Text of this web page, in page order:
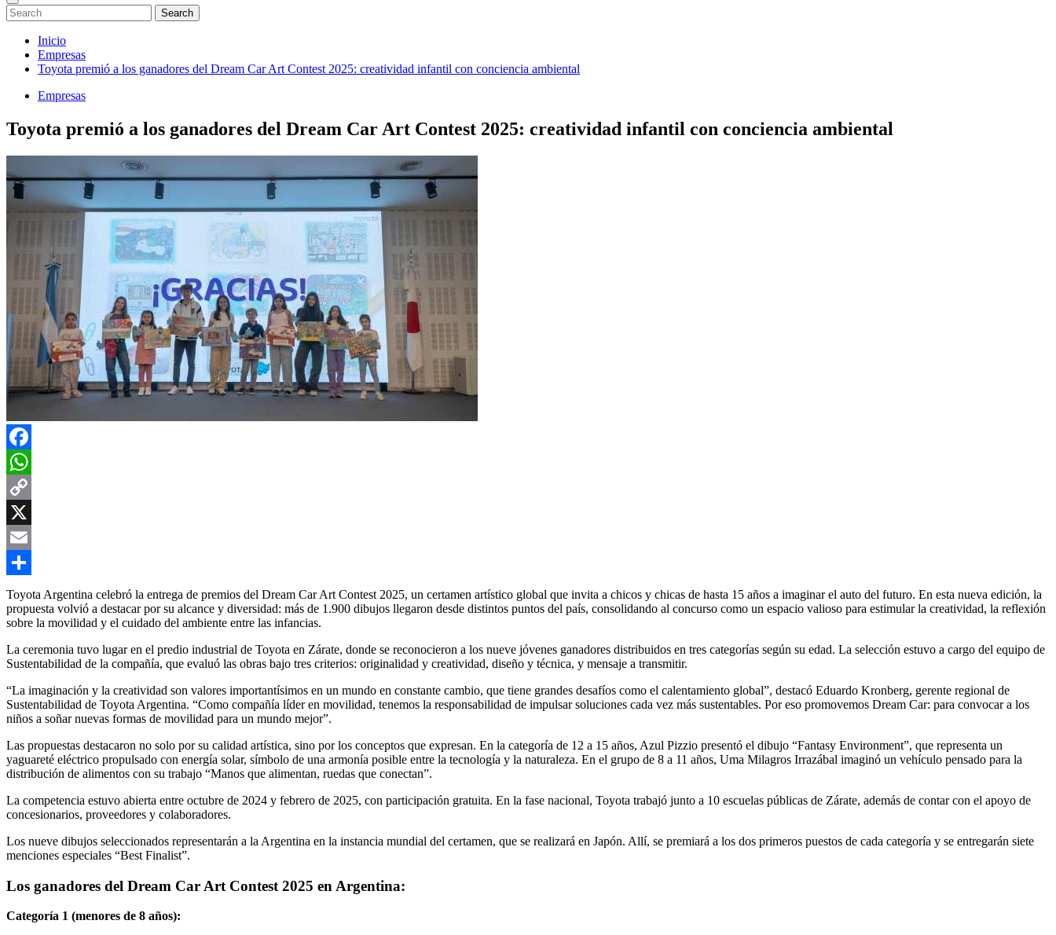
Enter
Keyword
Search
for:
Search
Search
Saltar
contenido
Inicio
Empresas
Toyota premió a los ganadores del Dream Car Art Contest 2025: creatividad infantil con conciencia ambiental
Empresas
Toyota premió a los ganadores del Dream Car Art Contest 2025: creatividad infantil con conciencia ambiental
Facebook
WhatsApp
Copy
Link
X
Email
Compartir
Toyota Argentina celebró la entrega de premios del Dream Car Art Contest 2025, un certamen artístico global que invita a chicos y chicas de hasta 15 años a imaginar el auto del futuro. En esta nueva edición, la
propuesta volvió a destacar por su alcance y diversidad: más de 1.900 dibujos llegaron desde distintos puntos del país, consolidando al concurso como un espacio valioso para estimular la creatividad, la reflexión
sobre la movilidad y el cuidado del ambiente entre las infancias.
La ceremonia tuvo lugar en el predio industrial de Toyota en Zárate, donde se reconocieron a los nueve jóvenes ganadores distribuidos en tres categorías según su edad. La selección estuvo a cargo del equipo de
Sustentabilidad de la compañía, que evaluó las obras bajo tres criterios: originalidad y creatividad, diseño y técnica, y mensaje a transmitir.
“La imaginación y la creatividad son valores importantísimos en un mundo en constante cambio, que tiene grandes desafíos como el calentamiento global”, destacó Eduardo Kronberg, gerente regional de
Sustentabilidad de Toyota Argentina. “Como compañía líder en movilidad, tenemos la responsabilidad de impulsar soluciones cada vez más sustentables. Por eso promovemos Dream Car: para convocar a los
niños a soñar nuevas formas de movilidad para un mundo mejor”.
Las propuestas destacaron no solo por su calidad artística, sino por los conceptos que expresan. En la categoría de 12 a 15 años, Azul Pizzio presentó el dibujo “Fantasy Environment”, que representa un
yaguareté eléctrico propulsado con energía solar, símbolo de una armonía posible entre la tecnología y la naturaleza. En el grupo de 8 a 11 años, Uma Milagros Irrazábal imaginó un vehículo pensado para la
distribución de alimentos con su trabajo “Manos que alimentan, ruedas que conectan”.
La competencia estuvo abierta entre octubre de 2024 y febrero de 2025, con participación gratuita. En la fase nacional, Toyota trabajó junto a 10 escuelas públicas de Zárate, además de contar con el apoyo de
concesionarios, proveedores y colaboradores.
Los nueve dibujos seleccionados representarán a la Argentina en la instancia mundial del certamen, que se realizará en Japón. Allí, se premiará a los dos primeros puestos de cada categoría y se entregarán siete
menciones especiales “Best Finalist”.
Los ganadores del Dream Car Art Contest 2025 en Argentina:
Categoría 1 (menores de 8 años):